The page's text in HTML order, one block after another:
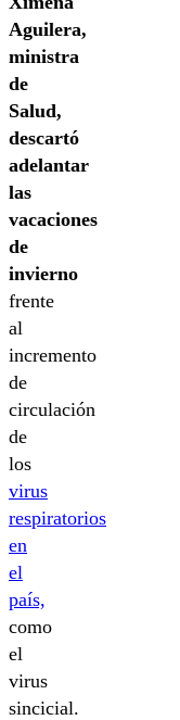
Aguilera,
ministra
de
Salud,
descartó
adelantar
las
vacaciones
de
invierno
frente
al
incremento
de
circulación
de
los
virus
respiratorios
en
el
país,
como
el
virus
sincicial.